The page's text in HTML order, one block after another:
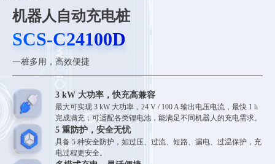
机器人自动充电桩
SCS-C24100D
SCS-C24100D
一桩多用，高效便捷
3 kW 大功率，快充高兼容
最大可实现 3 kW 大功率，24 V / 100 A 输出电压电流，最快 1 h
完成满充；可适配各类锂电池，能满足不同机器人的充电需求。
5 重防护，安全无忧
具备 5 种安全防护，如过压、过流、短路、漏电、过温保护，充
电过程更安全。